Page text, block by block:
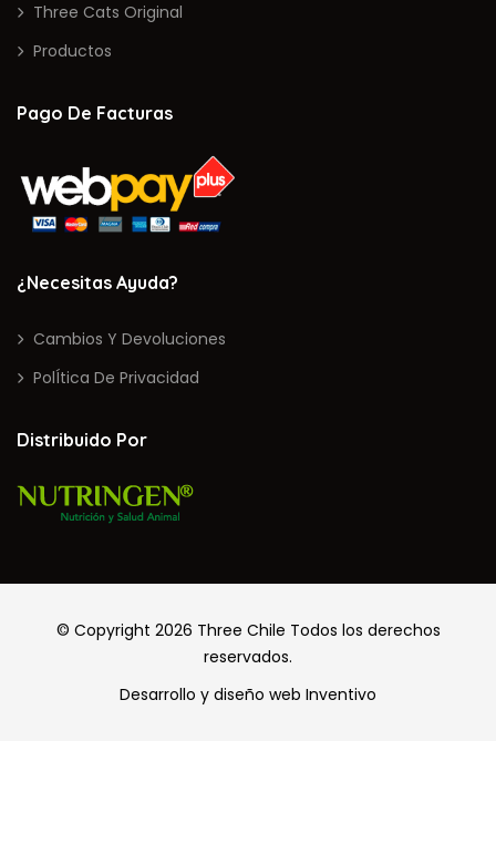
Three Cats Original
Productos
Pago De Facturas
¿Necesitas Ayuda?
Cambios Y Devoluciones
PolÍtica De Privacidad
Distribuido Por
© Copyright 2026 Three Chile Todos los derechos
reservados.
Desarrollo y diseño web Inventivo